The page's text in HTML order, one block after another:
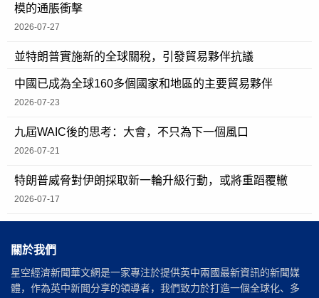
模的通脹衝擊
2026-07-27
並特朗普實施新的全球關稅，引發貿易夥伴抗議
中國已成為全球160多個國家和地區的主要貿易夥伴
2026-07-23
九屆WAIC後的思考：大會，不只為下一個風口
2026-07-21
特朗普威脅對伊朗採取新一輪升級行動，或將重蹈覆轍
2026-07-17
關於我們
星空經濟新聞華文網是一家專注於提供英中兩國最新資訊的新聞媒
體，作為英中新聞分享的領導者，我們致力於打造一個全球化、多